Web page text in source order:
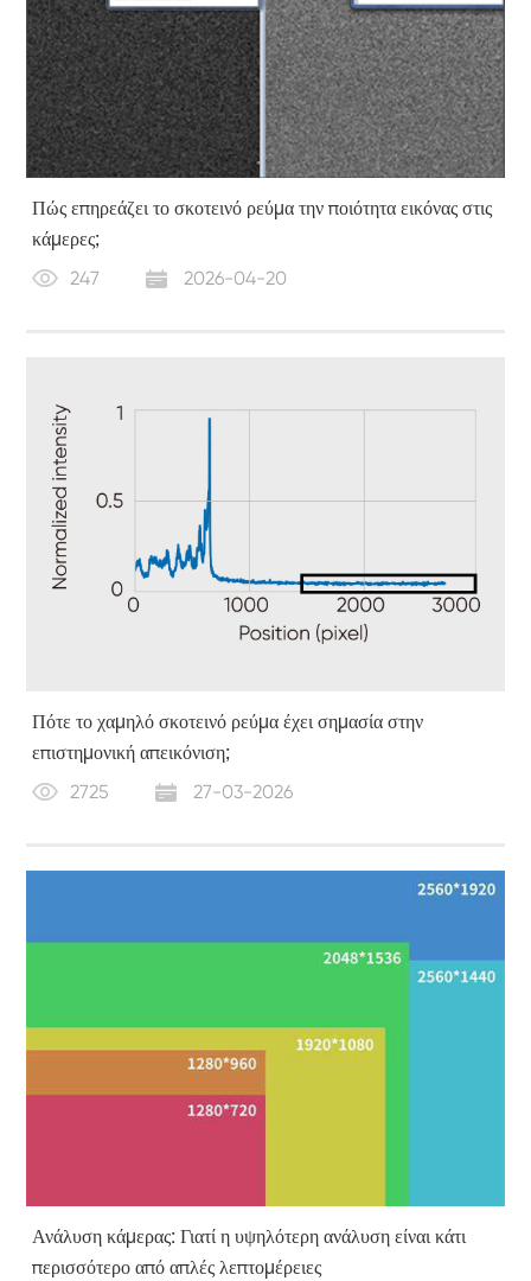
Πώς επηρεάζει το σκοτεινό ρεύμα την ποιότητα εικόνας στις
κάμερες;
247 2026-04-20
Πότε το χαμηλό σκοτεινό ρεύμα έχει σημασία στην
επιστημονική απεικόνιση;
2725 27-03-2026
Ανάλυση κάμερας: Γιατί η υψηλότερη ανάλυση είναι κάτι
περισσότερο από απλές λεπτομέρειες